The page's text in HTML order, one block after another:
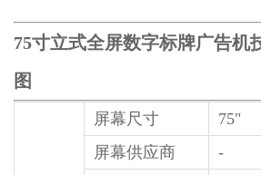
75寸立式全屏数字标牌广告机
图
屏幕尺寸
75"
屏幕供应商
-